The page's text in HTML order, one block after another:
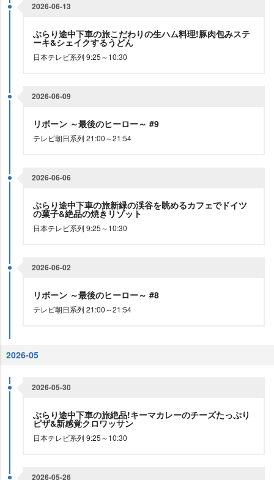
2026-06-13
ぶらり途中下車の旅こだわりの生ハム料理!豚肉包みステ
ーキ&シェイクするうどん
日本テレビ系列 9:25～10:30
2026-06-09
リボーン ～最後のヒーロー～ #9
テレビ朝日系列 21:00～21:54
2026-06-06
ぶらり途中下車の旅新緑の渓谷を眺めるカフェでドイツ
の菓子&絶品の焼きリゾット
日本テレビ系列 9:25～10:30
2026-06-02
リボーン ～最後のヒーロー～ #8
テレビ朝日系列 21:00～21:54
2026-05
2026-05-30
ぶらり途中下車の旅絶品!キーマカレーのチーズたっぷり
ピザ&新感覚クロワッサン
日本テレビ系列 9:25～10:30
2026-05-26